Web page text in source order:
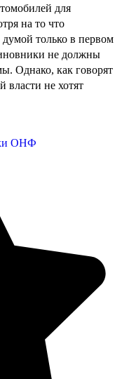
для
на то что
думой только в первом
не должны
Однако, как говорят
власти не хотят
ОНФ